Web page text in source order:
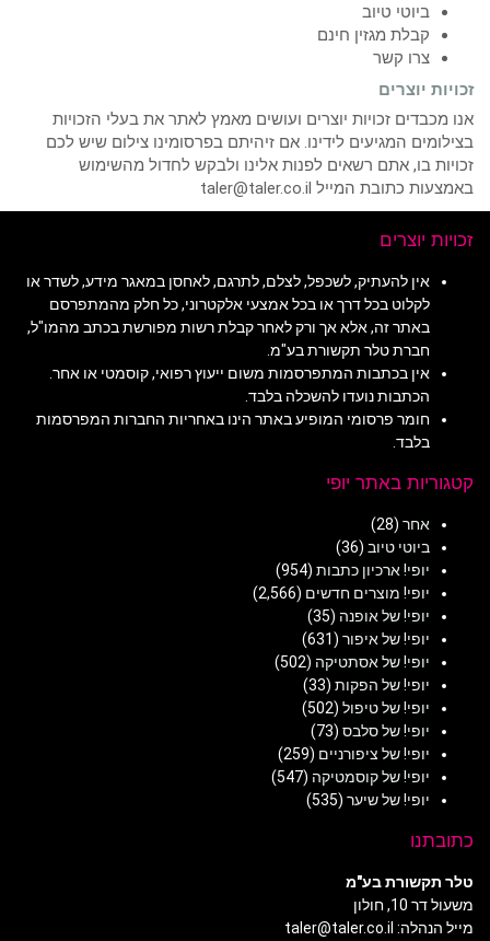
ביוטי טיוב
קבלת מגזין חינם
צרו קשר
זכויות יוצרים
אנו מכבדים זכויות יוצרים ועושים מאמץ לאתר את בעלי הזכויות
בצילומים המגיעים לידינו. אם זיהיתם בפרסומינו צילום שיש לכם
זכויות בו, אתם רשאים לפנות אלינו ולבקש לחדול מהשימוש
באמצעות כתובת המייל taler@taler.co.il
זכויות יוצרים
אין להעתיק, לשכפל, לצלם, לתרגם, לאחסן במאגר מידע, לשדר או
לקלוט בכל דרך או בכל אמצעי אלקטרוני, כל חלק מהמתפרסם
באתר זה, אלא אך ורק לאחר קבלת רשות מפורשת בכתב מהמו"ל,
חברת טלר תקשורת בע"מ.
אין בכתבות המתפרסמות משום ייעוץ רפואי, קוסמטי או אחר.
הכתבות נועדו להשכלה בלבד.
חומר פרסומי המופיע באתר הינו באחריות החברות המפרסמות
בלבד.
קטגוריות באתר יופי
אחר (28)
ביוטי טיוב (36)
יופי! ארכיון כתבות (954)
יופי! מוצרים חדשים (2,566)
יופי! של אופנה (35)
יופי! של איפור (631)
יופי! של אסתטיקה (502)
יופי! של הפקות (33)
יופי! של טיפול (502)
יופי! של סלבס (73)
יופי! של ציפורניים (259)
יופי! של קוסמטיקה (547)
יופי! של שיער (535)
כתובתנו
טלר תקשורת בע"מ
משעול דר 10, חולון
מייל הנהלה: taler@taler.co.il